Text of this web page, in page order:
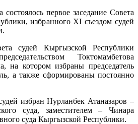
первое заседание Совета
избранного ХI съездом судей
судей Кыргызской Республики
Токтомамбетова
на котором избраны председатель
а также сформированы постоянно
избран Нурланбек Атаназаров –
суда, заместителем – Чинара
суда Кыргызской Республики.